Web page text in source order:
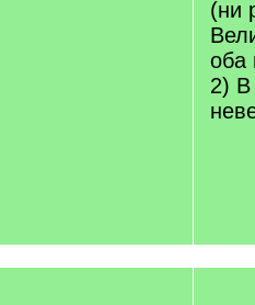
(ни
оба
2) В